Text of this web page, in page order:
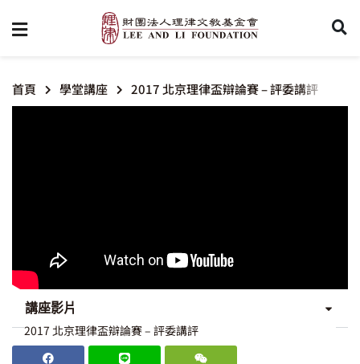
首頁 學堂講座 2017 北京理律盃辯論賽 – 評委講評
講座影片
2017 北京理律盃辯論賽 – 評委講評